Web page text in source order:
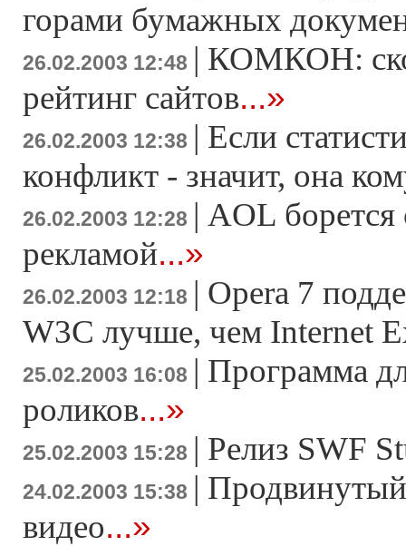
горами бумажных
26.02.2003 12:48 | КОМКОН:
рейтинг сайтов...»
26.02.2003 12:38 | Если
конфликт - значит, она
26.02.2003 12:28 | AOL борется
рекламой...»
26.02.2003 12:18 | Opera 7
W3C лучше, чем Internet
25.02.2003 16:08 | Программа
роликов...»
25.02.2003 15:28 | Релиз SWF
24.02.2003 15:38 |
видео...»